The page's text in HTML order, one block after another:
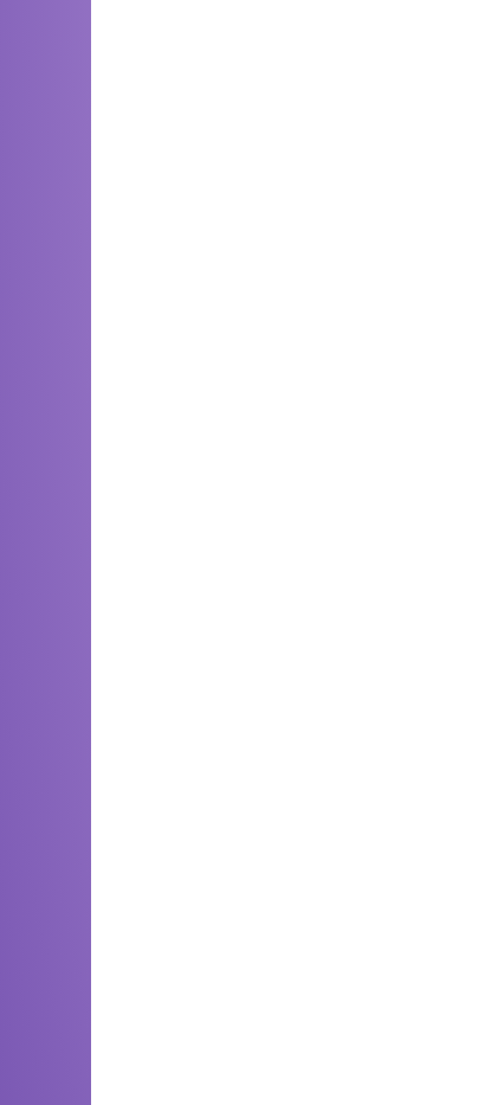
سوس، وهضاب الفوسفاط وأولماس، إضافة إلى شمال غرب
السهول الأطلسية الشمالية والوسطى، سايس، هضاب
الأطلس والريف والمناطق الشرقية.
مع أمطار أو زخات رعدية أحياناً بالسهول الشمالية
باردة إلى شديدة البرودة ليلاً، مع احتمال تشكل
المتوسطية، المنطقة الشرقية وشمال غرب الأقاليم